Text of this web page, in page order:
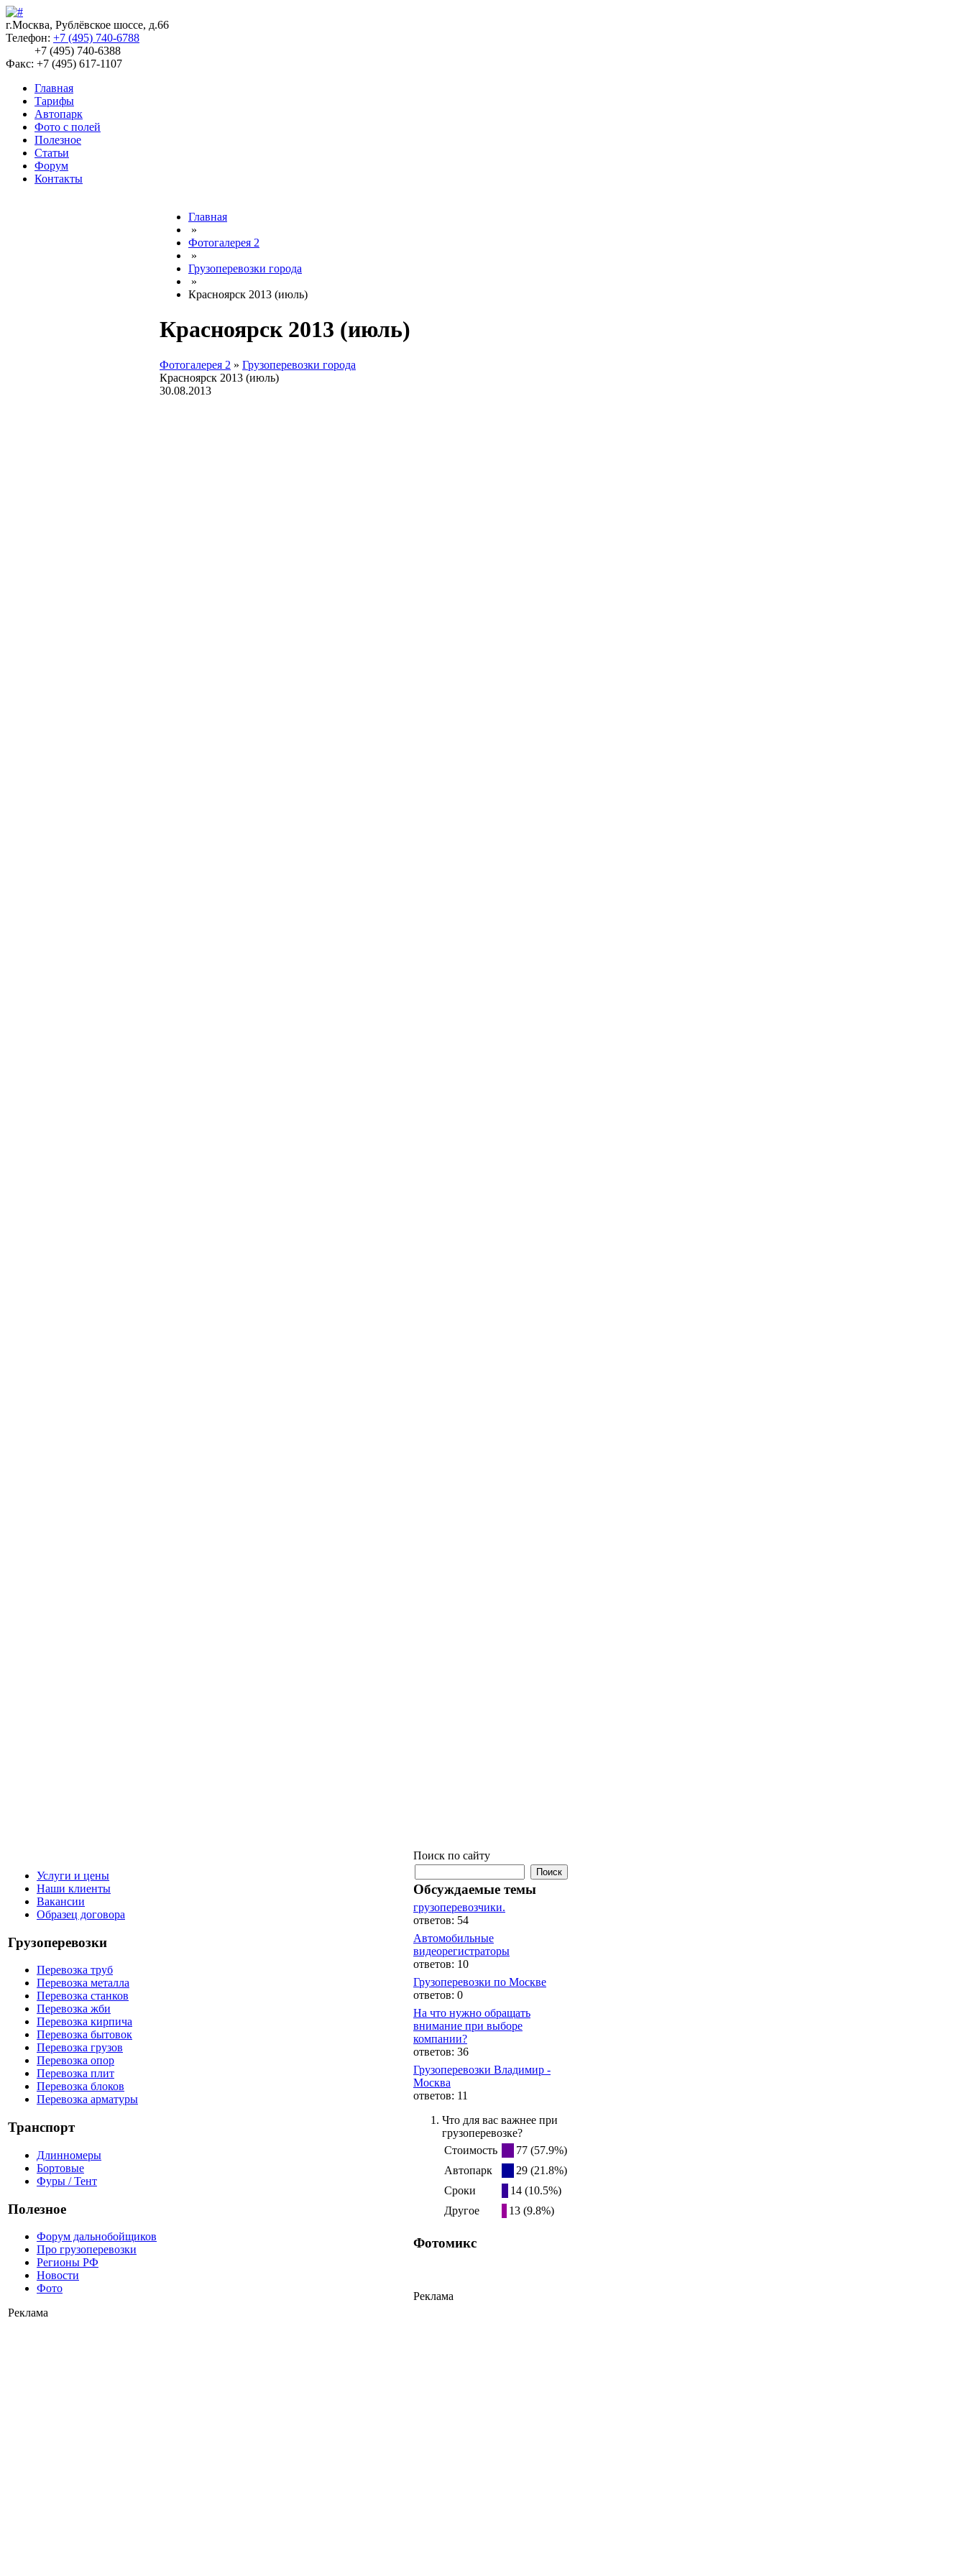
г.Москва, Рублёвское шоссе, д.66
Телефон: +7 (495) 740-6788
+7 (495) 740-6388
Факс: +7 (495) 617-1107
Главная
Тарифы
Автопарк
Фото с полей
Полезное
Статьи
Форум
Контакты
Услуги и цены
Наши клиенты
Вакансии
Образец договора
Грузоперевозки
Перевозка труб
Перевозка металла
Перевозка станков
Перевозка жби
Перевозка кирпича
Перевозка бытовок
Перевозка грузов
Перевозка опор
Перевозка плит
Перевозка блоков
Перевозка арматуры
Транспорт
Длинномеры
Бортовые
Фуры / Тент
Полезное
Форум дальнобойщиков
Про грузоперевозки
Регионы РФ
Новости
Фото
Реклама
Главная
»
Фотогалерея 2
»
Грузоперевозки города
»
Красноярск 2013 (июль)
Красноярск 2013 (июль)
Фотогалерея 2 » Грузоперевозки города
Красноярск 2013 (июль)
30.08.2013
Поиск по сайту
Обсуждаемые темы
грузоперевозчики.
ответов: 54
Автомобильные
видеорегистраторы
ответов: 10
Грузоперевозки по Москве
ответов: 0
На что нужно обращать
внимание при выборе
компании?
ответов: 36
Грузоперевозки Владимир -
Москва
ответов: 11
Что для вас важнее при
грузоперевозке?
Стоимость
77 (57.9%)
Автопарк
29 (21.8%)
Сроки
14 (10.5%)
Другое
13 (9.8%)
Фотомикс
Реклама